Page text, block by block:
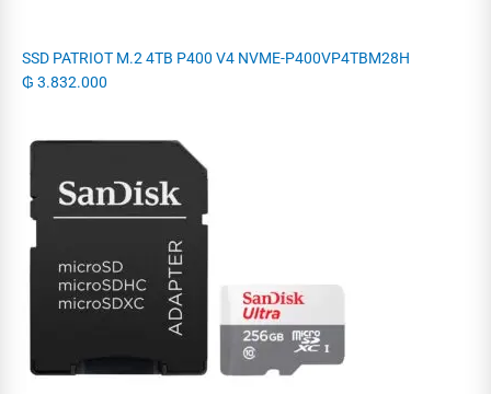
SSD PATRIOT M.2 4TB P400 V4 NVME-P400VP4TBM28H
₲ 3.832.000